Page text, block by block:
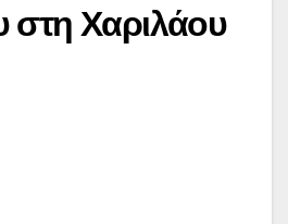
στη Χαριλάου